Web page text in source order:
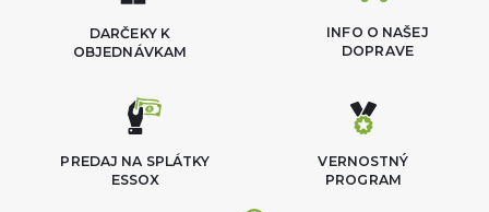
DARČEKY K
OBJEDNÁVKAM
INFO O NAŠEJ
DOPRAVE
VERNOSTNÝ
PROGRAM
PREDAJ NA SPLÁTKY
ESSOX